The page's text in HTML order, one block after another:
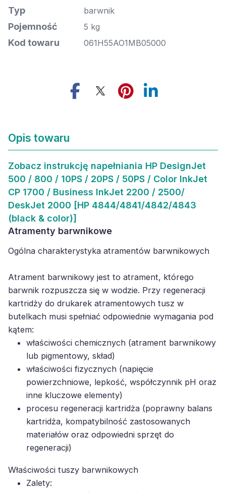
Typ barwnik
Pojemność 5 kg
Kod towaru 061H55AO1MB05000
Opis towaru
Zobacz instrukcję napełniania HP DesignJet
500 / 800 / 10PS / 20PS / 50PS / Color InkJet
CP 1700 / Business InkJet 2200 / 2500/
DeskJet 2000 [HP 4844/4841/4842/4843
(black & color)]
Atramenty barwnikowe
Ogólna charakterystyka atramentów barwnikowych
Atrament barwnikowy jest to atrament, którego
barwnik rozpuszcza się w wodzie. Przy regeneracji
kartridży do drukarek atramentowych tusz w
butelkach musi spełniać odpowiednie wymagania pod
kątem:
właściwości chemicznych (atrament barwnikowy
lub pigmentowy, skład)
właściwości fizycznych (napięcie
powierzchniowe, lepkość, współczynnik pH oraz
inne kluczowe elementy)
procesu regeneracji kartridża (poprawny balans
kartridża, kompatybilność zastosowanych
materiałów oraz odpowiedni sprzęt do
regeneracji)
Właściwości tuszy barwnikowych
Zalety: